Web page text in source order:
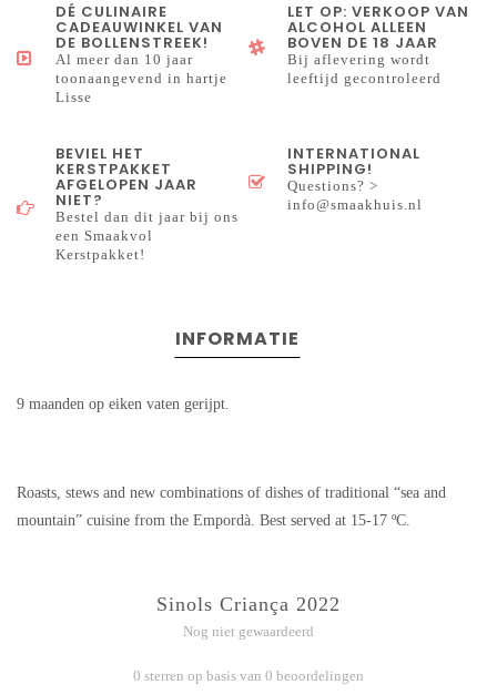
DÉ CULINAIRE
CADEAUWINKEL VAN
DE BOLLENSTREEK!
Al meer dan 10 jaar
toonaangevend in hartje
Lisse
LET OP: VERKOOP VAN
ALCOHOL ALLEEN
BOVEN DE 18 JAAR
Bij aflevering wordt
leeftijd gecontroleerd
BEVIEL HET
KERSTPAKKET
AFGELOPEN JAAR
NIET?
Bestel dan dit jaar bij ons
een Smaakvol
Kerstpakket!
INTERNATIONAL
SHIPPING!
Questions? >
info@smaakhuis.nl
INFORMATIE
9 maanden op eiken vaten gerijpt.
Roasts, stews and new combinations of dishes of traditional “sea and
mountain” cuisine from the Empordà. Best served at 15-17 ºC.
Sinols Criança 2022
Nog niet gewaardeerd
0 sterren op basis van 0 beoordelingen